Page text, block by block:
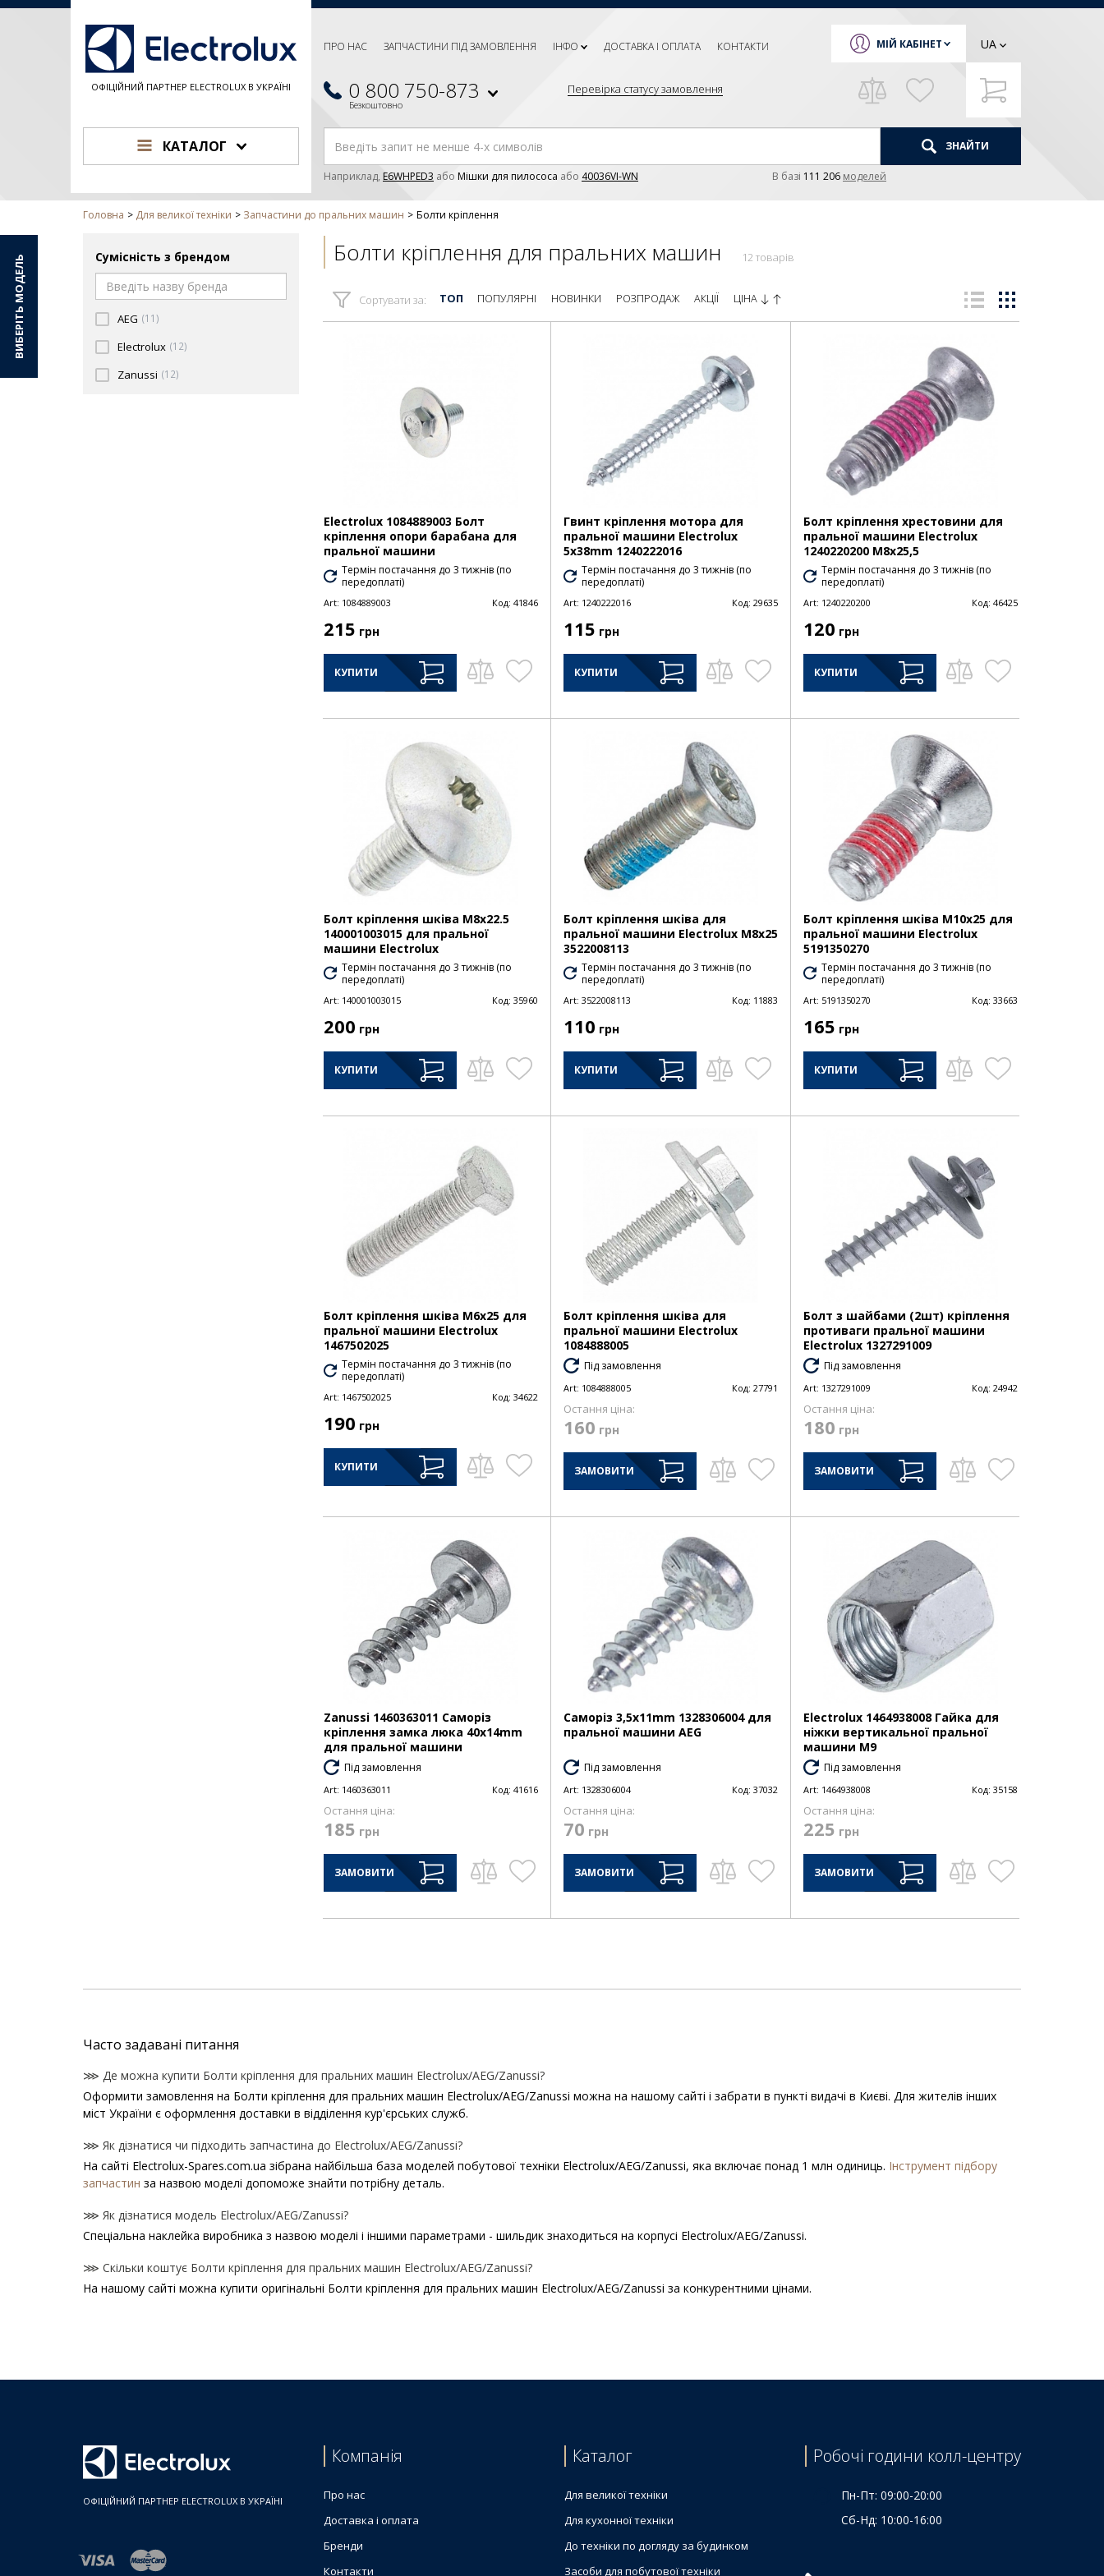
ОФІЦІЙНИЙ ПАРТНЕР ELECTROLUX В УКРАЇНІ
ПРО НАС ЗАПЧАСТИНИ ПІД ЗАМОВЛЕННЯ ІНФО ДОСТАВКА І ОПЛАТА КОНТАКТИ
0 800 750-873
Безкоштовно
Перевірка статусу замовлення
МІЙ КАБІНЕТ UA
КАТАЛОГ ЗНАЙТИ
Наприклад, E6WHPED3 або Мішки для пилососа або 40036VI-WN В базi 111 206 моделей
Головна Для великої техніки Запчастини до пральних машин Болти кріплення
Сумісність з брендом
AEG (11)
Electrolux (12)
Zanussi (12)
Болти кріплення для пральних машин 12 товарів
Сортувати за: ТОП ПОПУЛЯРНІ НОВИНКИ РОЗПРОДАЖ АКЦІЇ ЦІНА
Electrolux 1084889003 Болт
кріплення опори барабана для
пральної машини
Термін постачання до 3 тижнів (по
передоплаті)
Art: 1084889003 Код: 41846
215 грн
КУПИТИ
Гвинт кріплення мотора для
пральної машини Electrolux
5x38mm 1240222016
Термін постачання до 3 тижнів (по
передоплаті)
Art: 1240222016 Код: 29635
115 грн
КУПИТИ
Болт кріплення хрестовини для
пральної машини Electrolux
1240220200 M8x25,5
Термін постачання до 3 тижнів (по
передоплаті)
Art: 1240220200 Код: 46425
120 грн
КУПИТИ
Болт кріплення шківа M8x22.5
140001003015 для пральної
машини Electrolux
Термін постачання до 3 тижнів (по
передоплаті)
Art: 140001003015 Код: 35960
200 грн
КУПИТИ
Болт кріплення шківа для
пральної машини Electrolux M8x25
3522008113
Термін постачання до 3 тижнів (по
передоплаті)
Art: 3522008113 Код: 11883
110 грн
КУПИТИ
Болт кріплення шківа M10x25 для
пральної машини Electrolux
5191350270
Термін постачання до 3 тижнів (по
передоплаті)
Art: 5191350270 Код: 33663
165 грн
КУПИТИ
Болт кріплення шківа M6x25 для
пральної машини Electrolux
1467502025
Термін постачання до 3 тижнів (по
передоплаті)
Art: 1467502025 Код: 34622
190 грн
КУПИТИ
Болт кріплення шківа для
пральної машини Electrolux
1084888005
Під замовлення
Art: 1084888005 Код: 27791
Остання ціна:
160 грн
ЗАМОВИТИ
Болт з шайбами (2шт) кріплення
противаги пральної машини
Electrolux 1327291009
Під замовлення
Art: 1327291009 Код: 24942
Остання ціна:
180 грн
ЗАМОВИТИ
Zanussi 1460363011 Саморіз
кріплення замка люка 40x14mm
для пральної машини
Під замовлення
Art: 1460363011 Код: 41616
Остання ціна:
185 грн
ЗАМОВИТИ
Саморіз 3,5x11mm 1328306004 для
пральної машини AEG
Під замовлення
Art: 1328306004 Код: 37032
Остання ціна:
70 грн
ЗАМОВИТИ
Electrolux 1464938008 Гайка для
ніжки вертикальної пральної
машини M9
Під замовлення
Art: 1464938008 Код: 35158
Остання ціна:
225 грн
ЗАМОВИТИ
Часто задавані питання
⋙ Де можна купити Болти кріплення для пральних машин Electrolux/AEG/Zanussi?
Оформити замовлення на Болти кріплення для пральних машин Electrolux/AEG/Zanussi можна на нашому сайті і забрати в пункті видачі в Києві. Для жителів інших
міст України є оформлення доставки в відділення кур'єрських служб.
⋙ Як дізнатися чи підходить запчастина до Electrolux/AEG/Zanussi?
На сайті Electrolux-Spares.com.ua зібрана найбільша база моделей побутової техніки Electrolux/AEG/Zanussi, яка включає понад 1 млн одиниць. Інструмент підбору
запчастин за назвою моделі допоможе знайти потрібну деталь.
⋙ Як дізнатися модель Electrolux/AEG/Zanussi?
Спеціальна наклейка виробника з назвою моделі і іншими параметрами - шильдик знаходиться на корпусі Electrolux/AEG/Zanussi.
⋙ Скільки коштує Болти кріплення для пральних машин Electrolux/AEG/Zanussi?
На нашому сайті можна купити оригінальні Болти кріплення для пральних машин Electrolux/AEG/Zanussi за конкурентними цінами.
Гвинт кріплення мотора для пральної машини Electrolux 5x38mm 1240222016
115 ₴
Болт кріплення шківа для пральної машини Electrolux M8x25 3522008113
Болт кріплення шківа M10x25 для пральної машини Electrolux 5191350270
165 ₴
ОФІЦІЙНИЙ ПАРТНЕР ELECTROLUX В УКРАЇНІ
Компанія
Про нас
Доставка і оплата
Бренди
Контакти
Каталог
Для великої техніки
Для кухонної техніки
До техніки по догляду за будинком
Засоби для побутової техніки
Робочі години колл-центру
Пн-Пт: 09:00-20:00
Сб-Нд: 10:00-16:00
ВИБЕРІТЬ МОДЕЛЬ